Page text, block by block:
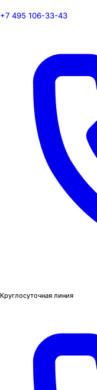
+7 495 106-33-43
Круглосуточная линия